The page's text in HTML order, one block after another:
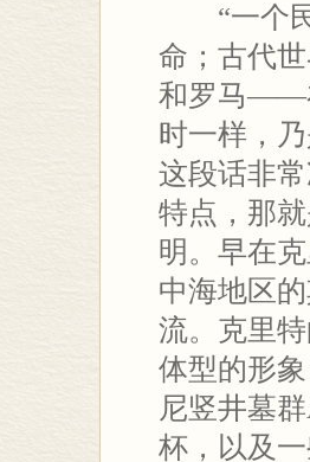
“一个
命；古代
和罗马——
时一样，
这段话非
特点，那
明。早在
中海地区
流。克里
体型的形
尼竖井墓
杯，以及